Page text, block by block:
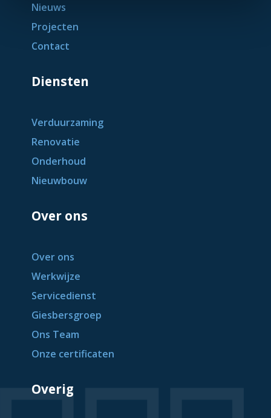
Nieuws
Projecten
Contact
Diensten
Verduurzaming
Renovatie
Onderhoud
Nieuwbouw
Over ons
Over ons
Werkwijze
Servicedienst
Giesbersgroep
Ons Team
Onze certificaten
Overig